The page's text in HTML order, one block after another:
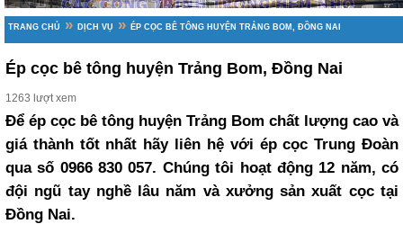
TRANG CHỦ » DỊCH VỤ » ÉP CỌC BÊ TÔNG HUYỆN TRẢNG BOM, ĐỒNG NAI
Ép cọc bê tông huyện Trảng Bom, Đồng Nai
1263 lượt xem
Để ép cọc bê tông huyện Trảng Bom chất lượng cao và
giá thành tốt nhất hãy liên hệ với ép cọc Trung Đoàn
qua số 0966 830 057. Chúng tôi hoạt động 12 năm, có
đội ngũ tay nghề lâu năm và xưởng sản xuất cọc tại
Đồng Nai.